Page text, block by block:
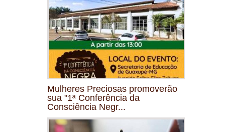
Mulheres Preciosas promoverão
sua "1ª Conferência da
Consciência Negr...